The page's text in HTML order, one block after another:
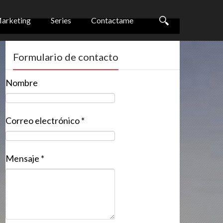
Series Contactame
Formulario de contacto
Nombre
Correo electrónico*
Mensaje *